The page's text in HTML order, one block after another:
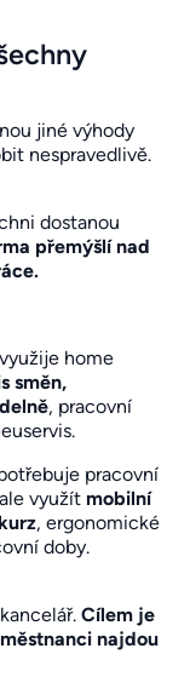
jiné výhody
nespravedlivě.
dostanou
přemýšlí nad
home
směn,
, pracovní
pracovní
využít mobilní
, ergonomické
doby.
Cílem je
najdou